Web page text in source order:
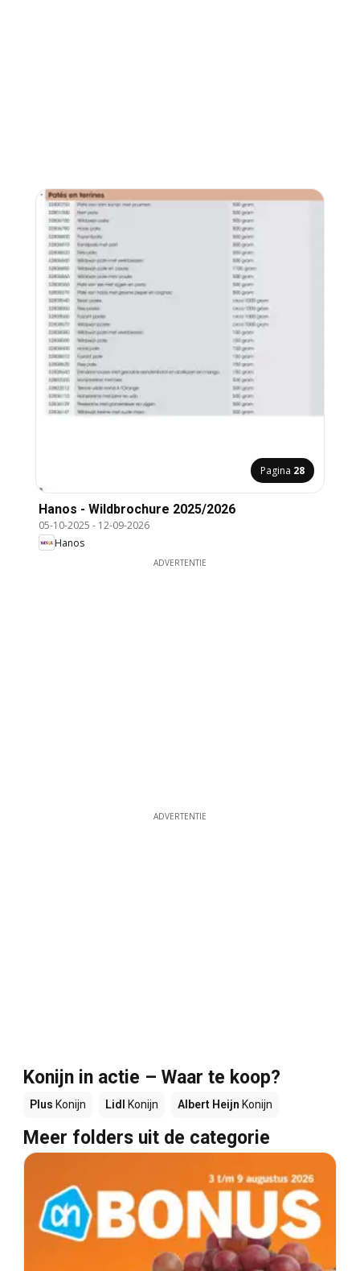
Pagina 28
Hanos - Wildbrochure 2025/2026
05-10-2025 - 12-09-2026
Hanos
ADVERTENTIE
ADVERTENTIE
Konijn in actie – Waar te koop?
Plus Konijn Lidl Konijn Albert Heijn Konijn
Meer folders uit de categorie